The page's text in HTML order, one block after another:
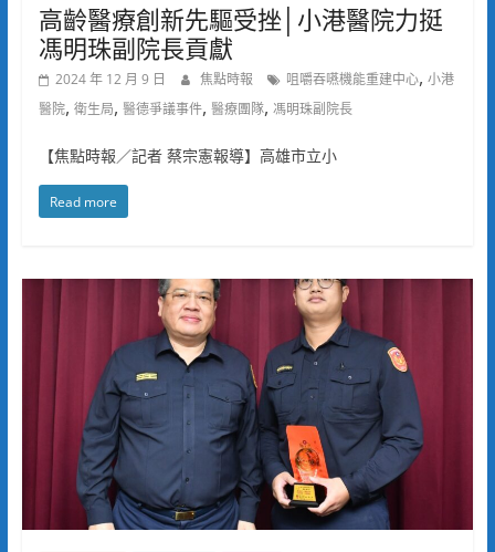
高齡醫療創新先驅受挫│小港醫院力挺
馮明珠副院長貢獻⁠
2024 年 12 月 9 日 焦點時報 咀嚼吞嚥機能重建中心, 小港
醫院, 衛生局, 醫德爭議事件, 醫療團隊, 馮明珠副院長
【焦點時報／記者 蔡宗憲報導】高雄市立小
Read more